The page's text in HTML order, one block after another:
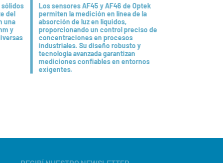
sin impedimentos de
> Enviar
del
una
y
Los sensores AF45 y AF46 de Optek
permiten la medición en línea de la
absorción de luz en líquidos,
proporcionando un control preciso de
concentraciones en procesos
industriales. Su diseño robusto y
tecnología avanzada garantizan
mediciones confiables en entornos
exigentes.